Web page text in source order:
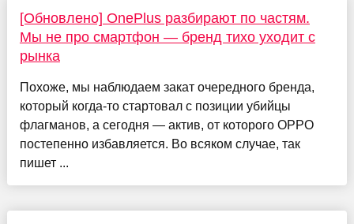
[Обновлено] OnePlus разбирают по частям.
Мы не про смартфон — бренд тихо уходит с
рынка
Похоже, мы наблюдаем закат очередного бренда,
который когда-то стартовал с позиции убийцы
флагманов, а сегодня — актив, от которого OPPO
постепенно избавляется. Во всяком случае, так
пишет ...